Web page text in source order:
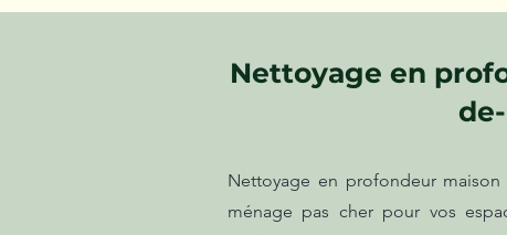
Nettoyage en
Nettoyage en profondeur
ménage pas cher pour vos